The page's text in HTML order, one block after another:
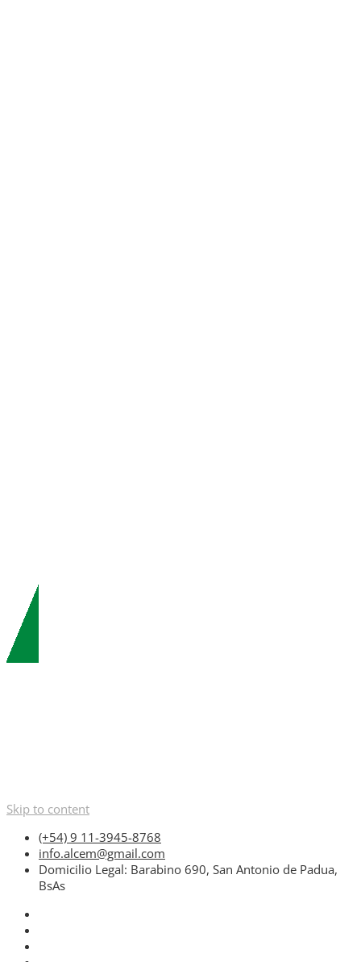
Skip to content
(+54) 9 11-3945-8768
info.alcem@gmail.com
Domicilio Legal: Barabino 690, San Antonio de Padua,
BsAs